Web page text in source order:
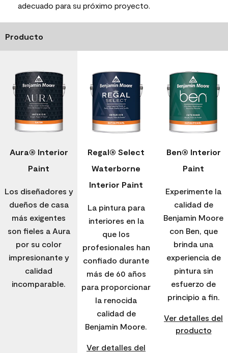
adecuado para su próximo proyecto.
Producto
Aura® Interior
Paint
Los diseñadores y
dueños de casa
más exigentes
son fieles a Aura
por su color
impresionante y
calidad
incomparable.
Regal® Select
Waterborne
Interior Paint
La pintura para
interiores en la
que los
profesionales han
confiado durante
más de 60 años
para proporcionar
la renocida
calidad de
Benjamin Moore.
Ver detalles del
Ben® Interior
Paint
Experimente la
calidad de
Benjamin Moore
con Ben, que
brinda una
experiencia de
pintura sin
esfuerzo de
principio a fin.
Ver detalles del
producto